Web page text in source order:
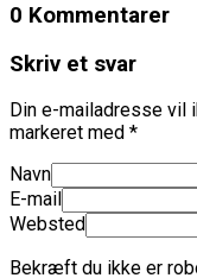
0 Kommentarer
Skriv et svar
Din e-mailadresse vil
markeret med *
Navn
E-mail
Websted
Bekræft du ikke er